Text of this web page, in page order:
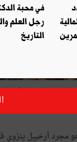
مدرج«هانيدا»في
مجرد أرخبيل ينزوي
في محبة
رجل العلم
التاريخ